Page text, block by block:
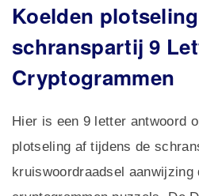
Koelden
schranspartij 9
Cryptogrammen
Hier is een 9 letter antwoord
plotseling af tijdens de
kruiswoordraadsel